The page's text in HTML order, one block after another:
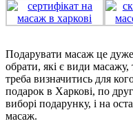
Подарувати масаж це
обрати, які є види
треба визначитись для
подарок в Харкові, по
виборі подарунку, і на
масаж.